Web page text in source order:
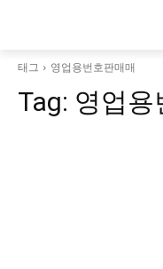
태그 영업용번호판매매
Tag: 영업용